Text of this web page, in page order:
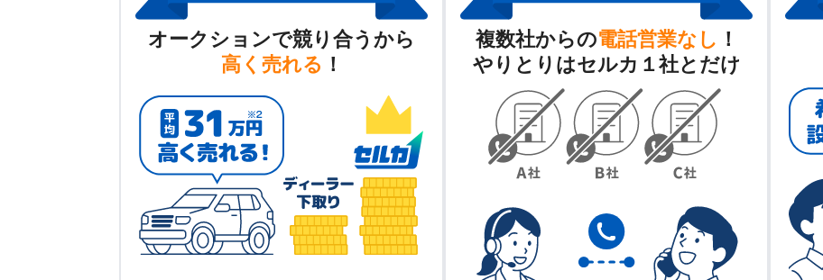
オークションで競り合うから
高く売れる ！
複数社からの電話営業なし ！
やりとりはセルカ１社とだけ